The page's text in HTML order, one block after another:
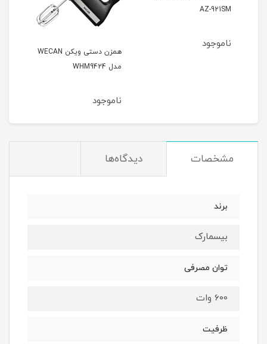
AZ-921SM
ناموجود
همزن دستی ویکن WECAN
مدل WHM9424
ناموجود
مشخصات دیدگاه‌ها
برند
بیسمارک
توان مصرفی
600 وات
ظرفیت